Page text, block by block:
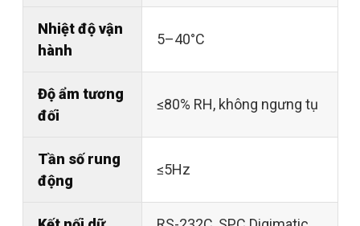
Nhiệt độ vận
hành
5–40°C
Độ ẩm tương
đối
≤80% RH, không ngưng tụ
Tần số rung
động
≤5Hz